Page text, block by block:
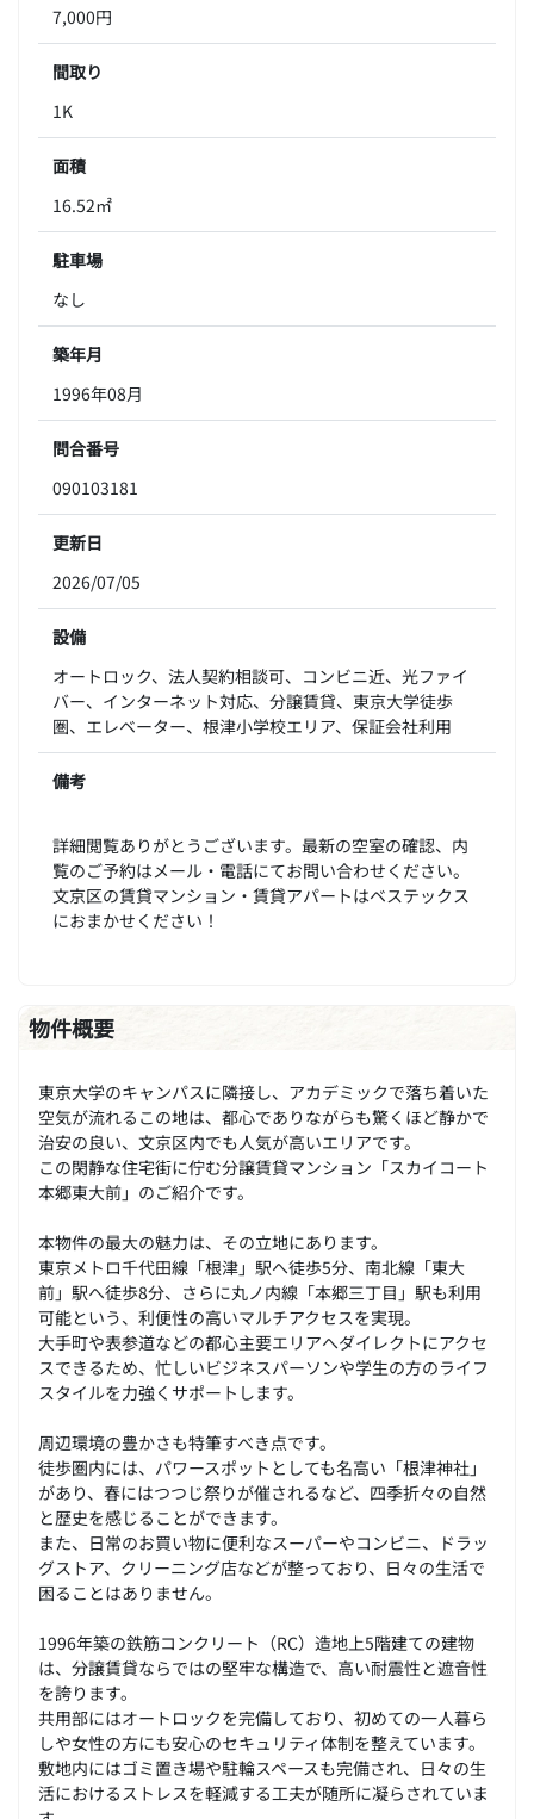
7,000円
間取り
1K
面積
16.52㎡
駐車場
なし
築年月
1996年08月
問合番号
090103181
更新日
2026/07/05
設備
オートロック、法人契約相談可、コンビニ近、光ファイ
バー、インターネット対応、分譲賃貸、東京大学徒歩
圏、エレベーター、根津小学校エリア、保証会社利用
備考
詳細閲覧ありがとうございます。最新の空室の確認、内
覧のご予約はメール・電話にてお問い合わせください。
文京区の賃貸マンション・賃貸アパートはベステックス
におまかせください！
物件概要
東京大学のキャンパスに隣接し、アカデミックで落ち着いた
空気が流れるこの地は、都心でありながらも驚くほど静かで
治安の良い、文京区内でも人気が高いエリアです。
この閑静な住宅街に佇む分譲賃貸マンション「スカイコート
本郷東大前」のご紹介です。
本物件の最大の魅力は、その立地にあります。
東京メトロ千代田線「根津」駅へ徒歩5分、南北線「東大
前」駅へ徒歩8分、さらに丸ノ内線「本郷三丁目」駅も利用
可能という、利便性の高いマルチアクセスを実現。
大手町や表参道などの都心主要エリアへダイレクトにアクセ
スできるため、忙しいビジネスパーソンや学生の方のライフ
スタイルを力強くサポートします。
周辺環境の豊かさも特筆すべき点です。
徒歩圏内には、パワースポットとしても名高い「根津神社」
があり、春にはつつじ祭りが催されるなど、四季折々の自然
と歴史を感じることができます。
また、日常のお買い物に便利なスーパーやコンビニ、ドラッ
グストア、クリーニング店などが整っており、日々の生活で
困ることはありません。
1996年築の鉄筋コンクリート（RC）造地上5階建ての建物
は、分譲賃貸ならではの堅牢な構造で、高い耐震性と遮音性
を誇ります。
共用部にはオートロックを完備しており、初めての一人暮ら
しや女性の方にも安心のセキュリティ体制を整えています。
敷地内にはゴミ置き場や駐輪スペースも完備され、日々の生
活におけるストレスを軽減する工夫が随所に凝らされていま